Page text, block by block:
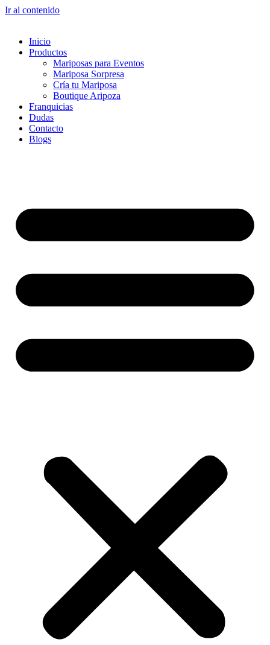
Ir al contenido
Inicio
Productos
Mariposas para Eventos
Mariposa Sorpresa
Cría tu Mariposa
Boutique Aripoza
Franquicias
Dudas
Contacto
Blogs